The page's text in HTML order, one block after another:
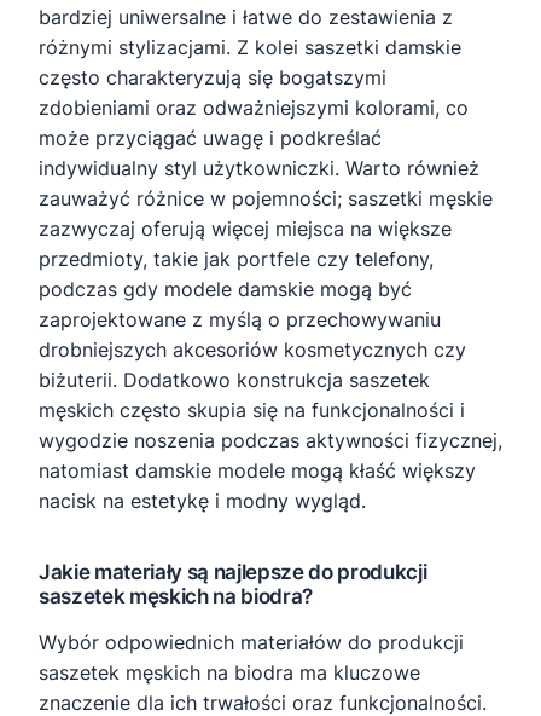
bardziej uniwersalne i łatwe do zestawienia z
różnymi stylizacjami. Z kolei saszetki damskie
często charakteryzują się bogatszymi
zdobieniami oraz odważniejszymi kolorami, co
może przyciągać uwagę i podkreślać
indywidualny styl użytkowniczki. Warto również
zauważyć różnice w pojemności; saszetki męskie
zazwyczaj oferują więcej miejsca na większe
przedmioty, takie jak portfele czy telefony,
podczas gdy modele damskie mogą być
zaprojektowane z myślą o przechowywaniu
drobniejszych akcesoriów kosmetycznych czy
biżuterii. Dodatkowo konstrukcja saszetek
męskich często skupia się na funkcjonalności i
wygodzie noszenia podczas aktywności fizycznej,
natomiast damskie modele mogą kłaść większy
nacisk na estetykę i modny wygląd.
Jakie materiały są najlepsze do produkcji
saszetek męskich na biodra?
Wybór odpowiednich materiałów do produkcji
saszetek męskich na biodra ma kluczowe
znaczenie dla ich trwałości oraz funkcjonalności.